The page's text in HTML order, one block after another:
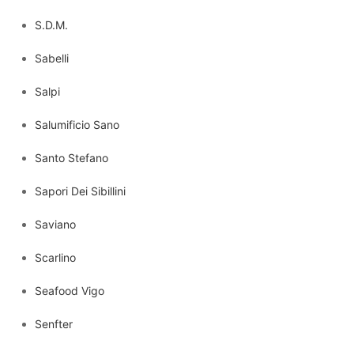
S.D.M.
Sabelli
Salpi
Salumificio Sano
Santo Stefano
Sapori Dei Sibillini
Saviano
Scarlino
Seafood Vigo
Senfter